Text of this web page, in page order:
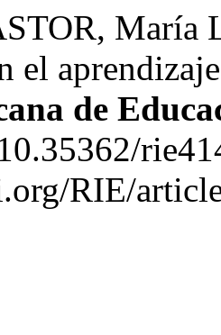
María
el
de
RIE/